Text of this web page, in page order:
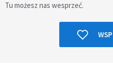
Tu możesz nas wesprzeć.